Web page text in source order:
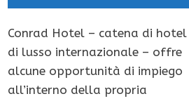
Conrad Hotel – catena di hotel
di lusso internazionale – offre
alcune opportunità di impiego
all’interno della propria